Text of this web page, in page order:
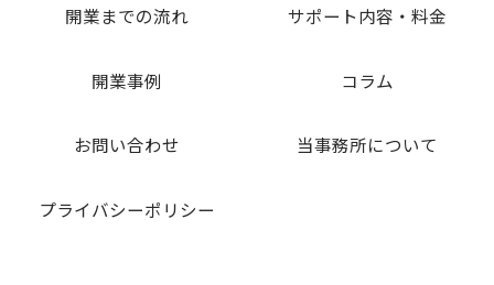
開業までの流れ サポート内容・料金
開業事例 コラム
お問い合わせ 当事務所について
プライバシーポリシー